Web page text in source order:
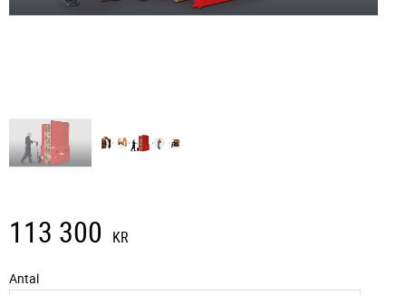
113 300 KR
Antal